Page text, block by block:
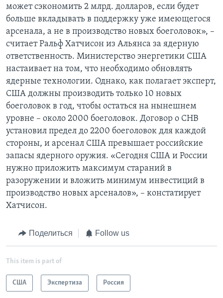
может сэкономить 2 млрд. долларов, если будет
больше вкладывать в поддержку уже имеющегося
арсенала, а не в производство новых боеголовок», –
считает Ральф Хатчисон из Альянса за ядерную
ответственность. Министерство энергетики США
настаивает на том, что необходимо обновлять
ядерные технологии. Однако, как полагает эксперт,
США должны производить только 10 новых
боеголовок в год, чтобы остаться на нынешнем
уровне – около 2000 боеголовок. Договор о СНВ
установил предел до 2200 боеголовок для каждой
стороны, и арсенал США превышает российские
запасы ядерного оружия. «Сегодня США и России
нужно приложить максимум стараний в
разоружении и вложить минимум инвестиций в
производство новых арсеналов», – констатирует
Хатчисон.
Поделиться Follow us
This item is part of
США Экспертиза Россия